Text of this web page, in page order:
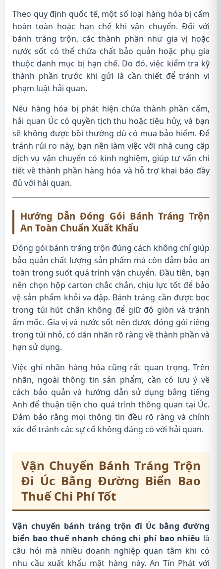
Theo quy định quốc tế, một số loại hàng hóa bị cấm
hoàn toàn hoặc hạn chế khi vận chuyển. Đối với
bánh tráng trộn, các thành phần như gia vị hoặc
nước sốt có thể chứa chất bảo quản hoặc phụ gia
thuộc danh mục bị hạn chế. Do đó, việc kiểm tra kỹ
thành phần trước khi gửi là cần thiết để tránh vi
phạm luật hải quan.
Nếu hàng hóa bị phát hiện chứa thành phần cấm,
hải quan Úc có quyền tịch thu hoặc tiêu hủy, và bạn
sẽ không được bồi thường dù có mua bảo hiểm. Để
tránh rủi ro này, bạn nên làm việc với nhà cung cấp
dịch vụ vận chuyển có kinh nghiệm, giúp tư vấn chi
tiết về thành phần hàng hóa và hỗ trợ khai báo đầy
đủ với hải quan.
Hướng Dẫn Đóng Gói Bánh Tráng Trộn
An Toàn Chuẩn Xuất Khẩu
Đóng gói bánh tráng trộn đúng cách không chỉ giúp
bảo quản chất lượng sản phẩm mà còn đảm bảo an
toàn trong suốt quá trình vận chuyển. Đầu tiên, bạn
nên chọn hộp carton chắc chắn, chịu lực tốt để bảo
vệ sản phẩm khỏi va đập. Bánh tráng cần được bọc
trong túi hút chân không để giữ độ giòn và tránh
ẩm mốc. Gia vị và nước sốt nên được đóng gói riêng
trong túi nhỏ, có dán nhãn rõ ràng về thành phần và
hạn sử dụng.
Việc ghi nhãn hàng hóa cũng rất quan trọng. Trên
nhãn, ngoài thông tin sản phẩm, cần có lưu ý về
cách bảo quản và hướng dẫn sử dụng bằng tiếng
Anh để thuận tiện cho quá trình thông quan tại Úc.
Đảm bảo rằng mọi thông tin đều rõ ràng và chính
xác để tránh các sự cố không đáng có với hải quan.
Vận Chuyển Bánh Tráng Trộn
Đi Úc Bằng Đường Biển Bao
Thuế Chi Phí Tốt
Vận chuyển bánh tráng trộn đi Úc bằng đường
biển bao thuế nhanh chóng chi phí bao nhiêu là
câu hỏi mà nhiều doanh nghiệp quan tâm khi có
nhu cầu xuất khẩu mặt hàng này. An Tín Phát với